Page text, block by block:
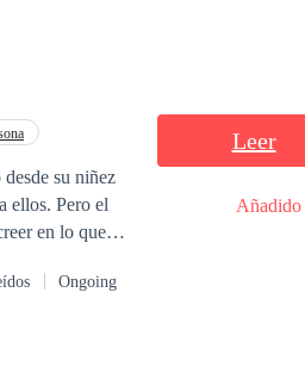
rescatarla
su niñez
ellos. Pero el
en lo que
Ongoing
Leer
Añadido